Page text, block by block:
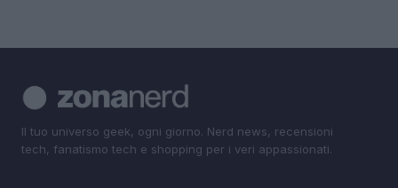
Il tuo universo geek, ogni giorno. Nerd news, recensioni
tech, fanatismo tech e shopping per i veri appassionati.